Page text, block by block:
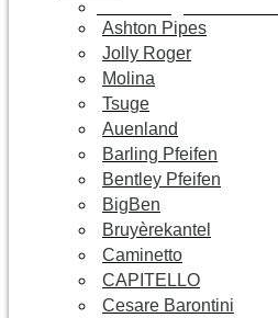
Ashton Pipes
Jolly Roger
Molina
Tsuge
Auenland
Barling Pfeifen
Bentley Pfeifen
BigBen
Bruyèrekantel
Caminetto
CAPITELLO
Cesare Barontini